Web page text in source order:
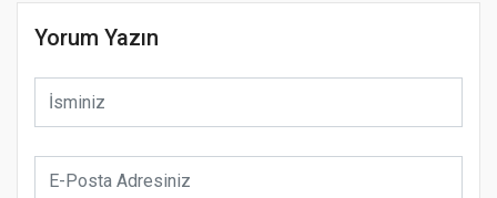
Yorum Yazın